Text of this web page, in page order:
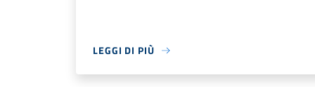
LEGGI DI PIÙ